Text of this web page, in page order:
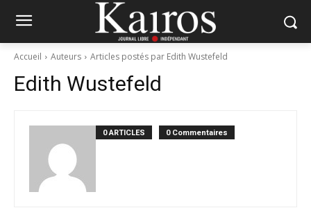
Accueil Auteurs Articles postés par Edith Wustefeld
Edith Wustefeld
0 ARTICLES 0 Commentaires